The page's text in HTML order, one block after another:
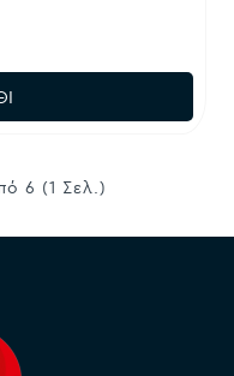
6 (1 Σελ.)